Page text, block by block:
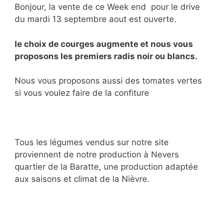
Bonjour, la vente de ce Week end pour le drive
du mardi 13 septembre aout est ouverte.
le choix de courges augmente et nous vous
proposons les premiers radis noir ou blancs.
Nous vous proposons aussi des tomates vertes
si vous voulez faire de la confiture
Tous les légumes vendus sur notre site
proviennent de notre production à Nevers
quartier de la Baratte, une production adaptée
aux saisons et climat de la Nièvre.